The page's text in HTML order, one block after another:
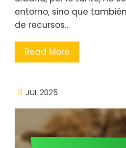
entorno, sino que
de recursos…
Read More
11 JUL 2025